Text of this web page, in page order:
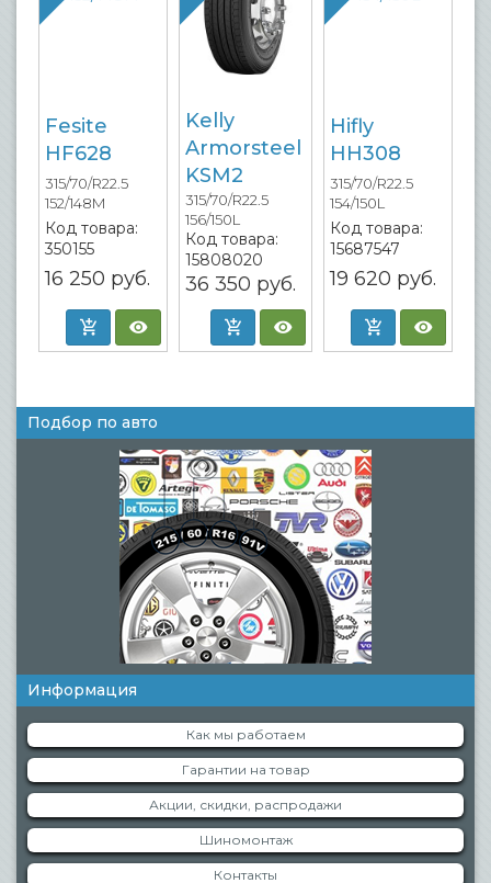
Fesite
HF628
315/70/R22.5
152/148M
Код товара:
350155
16 250 руб.
Kelly
Armorsteel
KSM2
315/70/R22.5
156/150L
Код товара:
15808020
36 350 руб.
Hifly
HH308
315/70/R22.5
154/150L
Код товара:
15687547
19 620 руб.
Подбор по авто
Информация
Как мы работаем
Гарантии на товар
Акции, скидки, распродажи
Шиномонтаж
Контакты